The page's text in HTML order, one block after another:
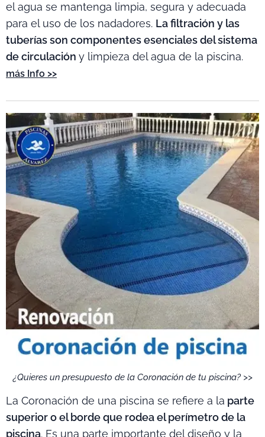
el agua se mantenga limpia, segura y adecuada
para el uso de los nadadores. La filtración y las
tuberías son componentes esenciales del sistema
de circulación y limpieza del agua de la piscina.
más Info >>
¿Quieres un presupuesto de la Coronación de tu piscina? >>
La Coronación de una piscina se refiere a la parte
superior o el borde que rodea el perímetro de la
piscina. Es una parte importante del diseño y la